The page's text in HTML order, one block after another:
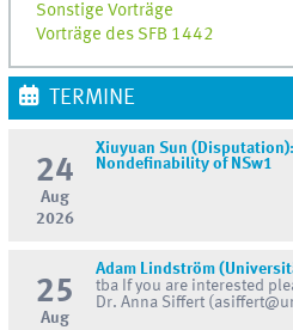
Sonstige Vorträge
Vorträge des SFB 1442
TERMINE
24
Aug
2026
Xiuyuan Sun
Nondefinability of NSw1
25
Aug
Adam Lindström
tba If you are interested
Dr. Anna Siffert